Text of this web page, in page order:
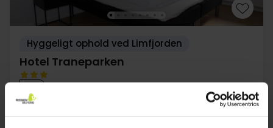
Hyggeligt ophold ved Limfjorden
Hotel Traneparken
Nykøbing M
Inkl. tapasmenu & 1 flaske rosévin